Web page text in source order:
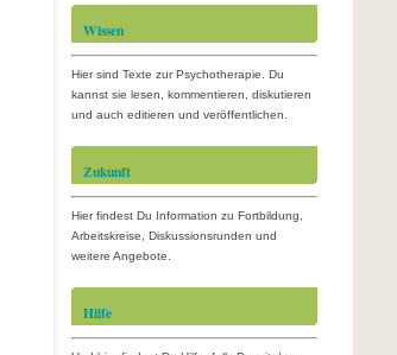
Wissen
Hier sind Texte zur Psychotherapie. Du
kannst sie lesen, kommentieren, diskutieren
und auch editieren und veröffentlichen.
Zukunft
Hier findest Du Information zu Fortbildung,
Arbeitskreise, Diskussionsrunden und
weitere Angebote.
Hilfe